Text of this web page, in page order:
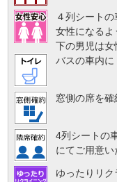
４列シート
女性になる
下の男児は女
バスの車内に
窓側の席を確
4列シートの
にてご用意い
ゆったりリク